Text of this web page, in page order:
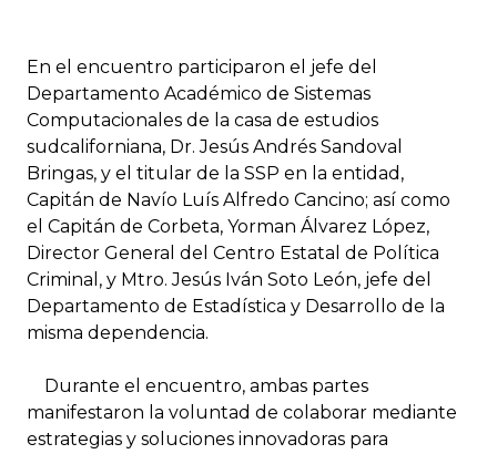
En el encuentro participaron el jefe del
Departamento Académico de Sistemas
Computacionales de la casa de estudios
sudcaliforniana, Dr. Jesús Andrés Sandoval
Bringas, y el titular de la SSP en la entidad,
Capitán de Navío Luís Alfredo Cancino; así como
el Capitán de Corbeta, Yorman Álvarez López,
Director General del Centro Estatal de Política
Criminal, y Mtro. Jesús Iván Soto León, jefe del
Departamento de Estadística y Desarrollo de la
misma dependencia.
Durante el encuentro, ambas partes
manifestaron la voluntad de colaborar mediante
estrategias y soluciones innovadoras para